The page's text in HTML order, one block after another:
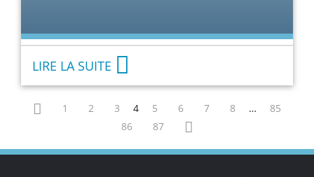
LIRE LA SUITE
1 2 3 4 5 6 7 8 …
85
86
87